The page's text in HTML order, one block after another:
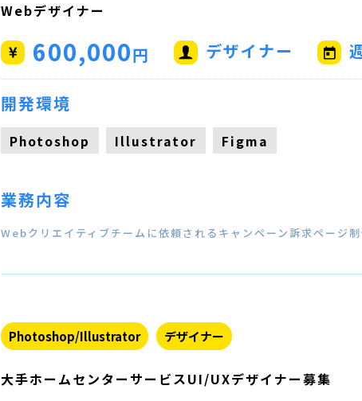
Webデザイナー
600,000円 デザイナー
開発環境
Photoshop Illustrator Figma
業務内容
Webクリエイティブチームに依頼されるキャンペーン訴求ページ
Photoshop/Illustrator デザイナー
大手ホームセンターサービスUI/UXデザイナー募集